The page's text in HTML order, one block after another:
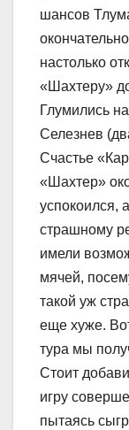
шансов
настолько
«Шахтеру»
Глумились
Селезнев
Счастье
«Шахтер»
успокоился,
страшному
имели
мячей,
такой уж
еще хуже.
тура мы
Стоит
игру
пытаясь